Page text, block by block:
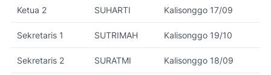
Ketua 2 SUHARTI Kalisonggo 17/09
Sekretaris 1 SUTRIMAH Kalisonggo 19/10
Sekretaris 2 SURATMI Kalisonggo 18/09